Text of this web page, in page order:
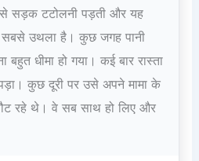
से सड़क टटोलनी पड़ती और यह
सबसे उथला है। कुछ जगह पानी
धीमा हो गया। कई बार रास्ता
कुछ दूरी पर उसे अपने मामा के
रहे थे। वे सब साथ हो लिए और